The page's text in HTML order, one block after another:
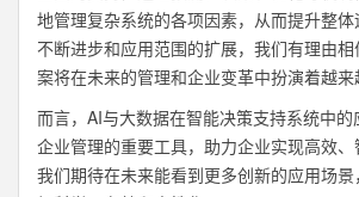
地管理复杂系统的各项因素，从而提升整
不断进步和应用范围的扩展，我们有理由
案将在未来的管理和企业变革中扮演着越来
而言，AI与大数据在智能决策支持系统中
企业管理的重要工具，助力企业实现高效、
我们期待在未来能看到更多创新的应用场